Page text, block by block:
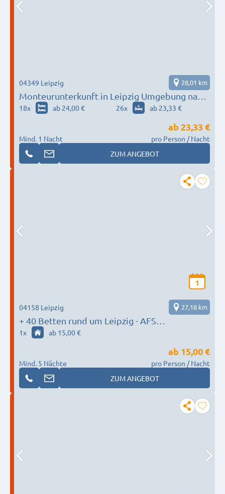
Monteurunterkunft in Leipzig Umgebung nach
Wunsch / Bedürfnis
04349 Leipzig 28,01 km
18x ab 24,00 € 26x ab 23,33 €
Mind. 1 Nacht
ab 23,33 €
pro Person / Nacht
ZUM ANGEBOT
1
+ 40 Betten rund um Leipzig - AFS
Monteurunterkünfte
04158 Leipzig 27,18 km
1x ab 15,00 €
Mind. 5 Nächte
ab 15,00 €
pro Person / Nacht
ZUM ANGEBOT